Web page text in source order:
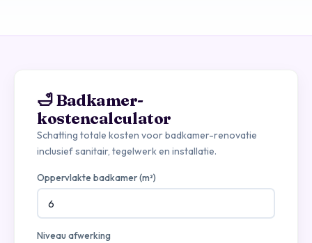
🛁 Badkamer-
kostencalculator
Schatting totale kosten voor badkamer-renovatie
inclusief sanitair, tegelwerk en installatie.
Oppervlakte badkamer (m²)
Niveau afwerking